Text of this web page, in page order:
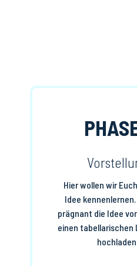
Hier wollen wir
Idee
prägnant die Idee
einen tabellarischen